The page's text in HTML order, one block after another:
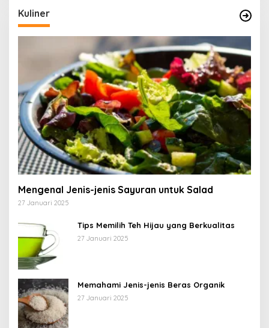
Kuliner
Mengenal Jenis-jenis Sayuran untuk Salad
27 Januari 2025
Tips Memilih Teh Hijau yang Berkualitas
27 Januari 2025
Memahami Jenis-jenis Beras Organik
27 Januari 2025